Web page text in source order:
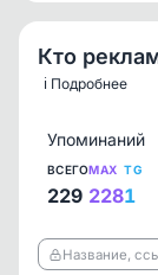
Кто
ℹ️ Подробнее
Упоминаний
ВСЕГО
229
MAX
228
TG
1
Название,